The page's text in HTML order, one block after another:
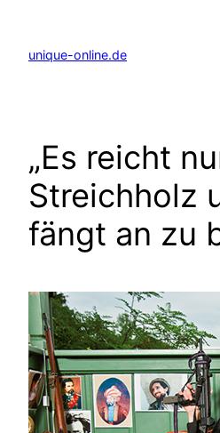
springen
unique-online.de
„Es reicht
Streichholz
fängt an zu